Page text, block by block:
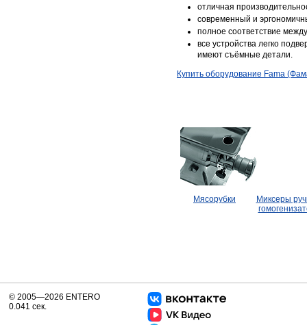
отличная
современный и
полное соответствие
все устройства легко
имеют съёмные детали.
Купить оборудование Fama
Мясорубки
Миксеры
© 2005—2026 ENTERO
0.041 сек.